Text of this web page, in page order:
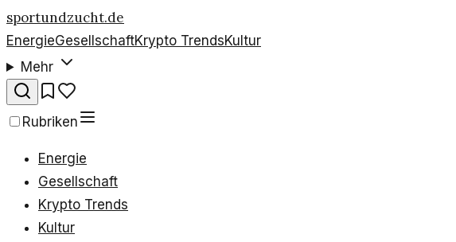
sportundzucht.de
EnergieGesellschaftKrypto TrendsKultur
Mehr
Rubriken
Energie
Gesellschaft
Krypto Trends
Kultur